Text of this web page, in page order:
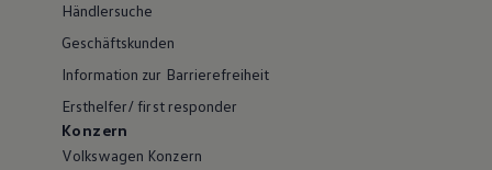
Händlersuche
Geschäftskunden
Information zur Barrierefreiheit
Ersthelfer/ first responder
Konzern
Volkswagen Konzern